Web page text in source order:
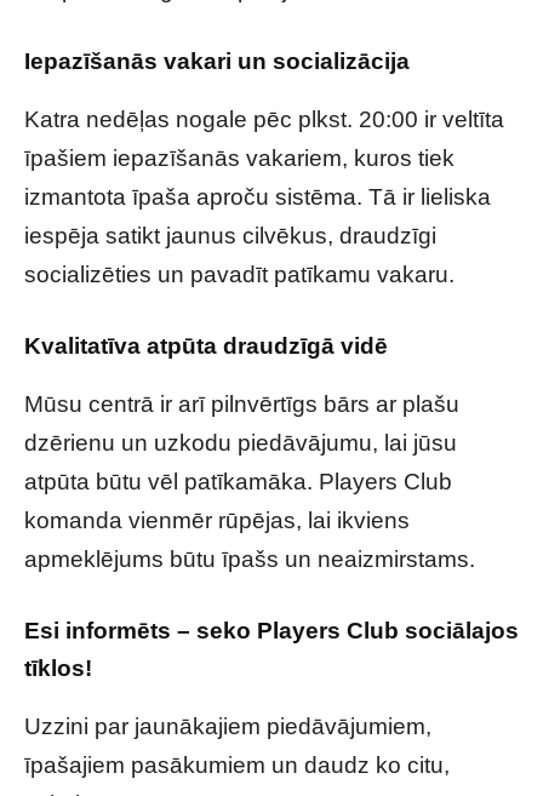
Iepazīšanās vakari un socializācija
Katra nedēļas nogale pēc plkst. 20:00 ir veltīta
īpašiem iepazīšanās vakariem, kuros tiek
izmantota īpaša aproču sistēma. Tā ir lieliska
iespēja satikt jaunus cilvēkus, draudzīgi
socializēties un pavadīt patīkamu vakaru.
Kvalitatīva atpūta draudzīgā vidē
Mūsu centrā ir arī pilnvērtīgs bārs ar plašu
dzērienu un uzkodu piedāvājumu, lai jūsu
atpūta būtu vēl patīkamāka. Players Club
komanda vienmēr rūpējas, lai ikviens
apmeklējums būtu īpašs un neaizmirstams.
Esi informēts – seko Players Club sociālajos
tīklos!
Uzzini par jaunākajiem piedāvājumiem,
īpašajiem pasākumiem un daudz ko citu,